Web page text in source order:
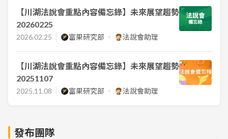
【川湖法說會重點內容備忘錄】未來展望趨勢
20260225
2026.02.25 富果研究部 法說會助理
【川湖法說會重點內容備忘錄】未來展望趨勢
20251107
2025.11.08 富果研究部 法說會助理
發布團隊